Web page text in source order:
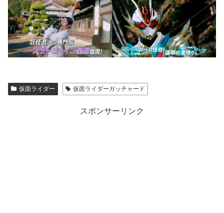
仮面ライダー 仮面ライダーガッチャード
スポンサーリンク